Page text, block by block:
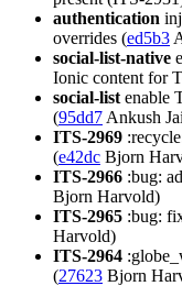
authentication
overrides (ed5b3
social-list-native
Ionic content for
social-list enable
(95dd7 Ankush
ITS-2969
(e42dc Bjorn
ITS-2966 :bug:
Bjorn Harvold)
ITS-2965 :bug:
Harvold)
ITS-2964
(27623 Bjorn